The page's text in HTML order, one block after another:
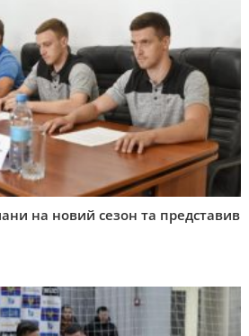
на новий сезон та представив